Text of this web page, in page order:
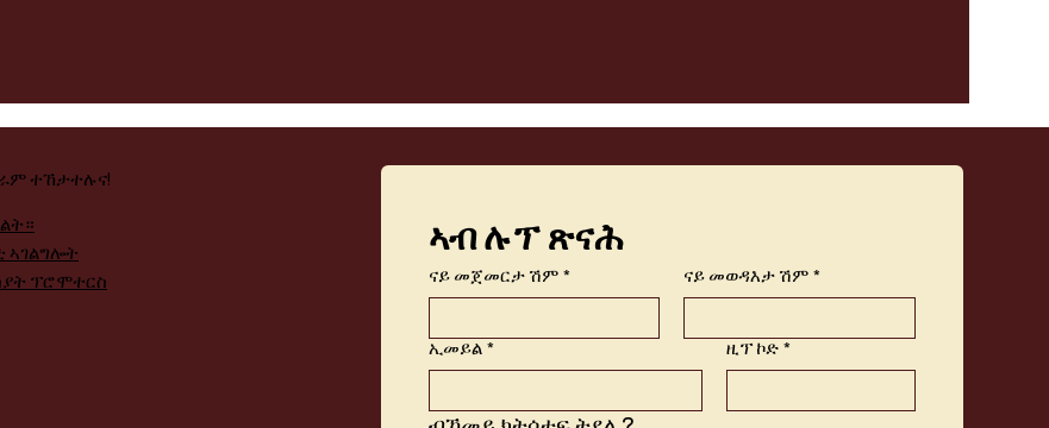
ተኸታተሉና!
ኣገልግሎት
ፕሮሞተርስ
ኣብ ሉፕ ጽናሕ
ናይ መጀመርታ ሽም * ናይ መወዳእታ ሽም *
ኢመይል * ዚፕ ኮድ *